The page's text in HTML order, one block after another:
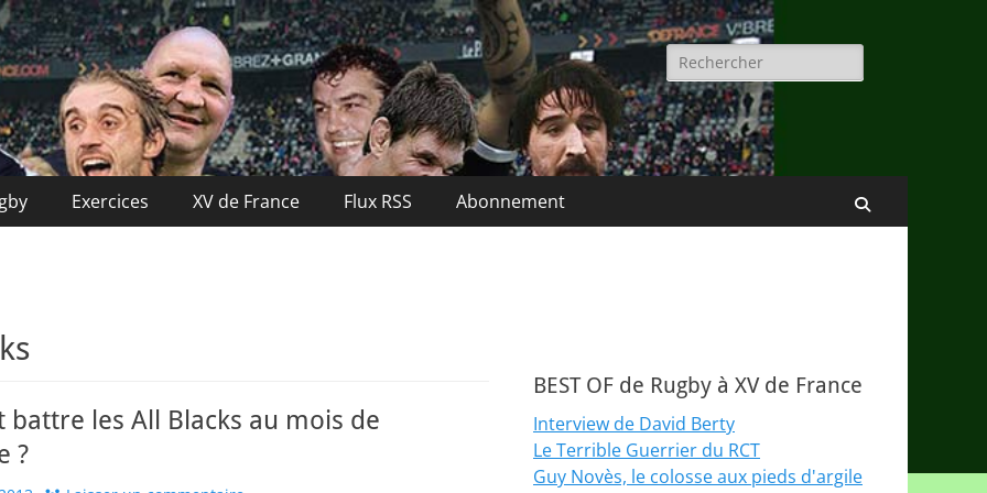
Rechercher :
Exercices XV de France Flux RSS Abonnement
battre les All Blacks au mois de
?
BEST OF de Rugby à XV de France
Interview de David Berty
Le Terrible Guerrier du RCT
Guy Novès, le colosse aux pieds d'argile